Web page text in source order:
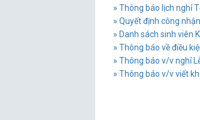
» Thông báo lịch nghỉ
» Quyết định công
» Danh sách sinh viên
» Thông báo về điều
» Thông báo v/v nghỉ
» Thông báo v/v viết